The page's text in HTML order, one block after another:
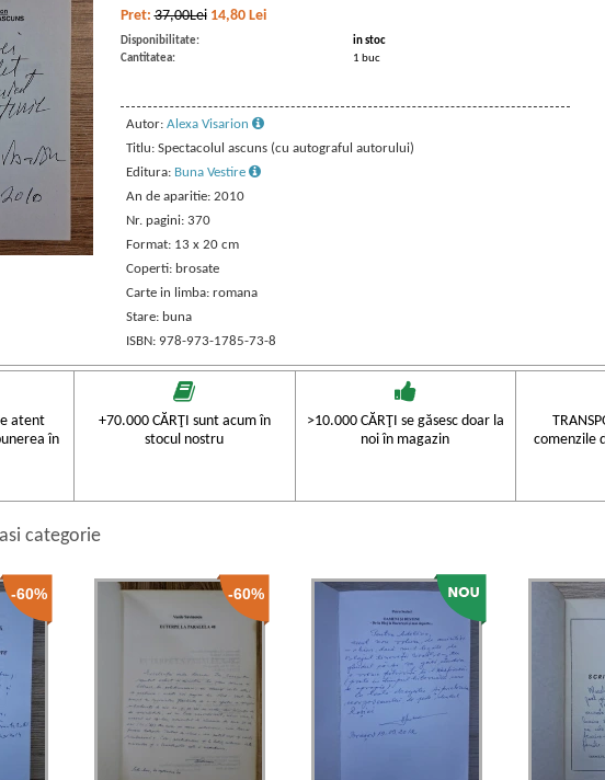
Pret:37,00Lei 14,80 Lei
Disponibilitate:
in stoc
Cantitatea:
1 buc
Autor: Alexa Visarion
Titlu: Spectacolul ascuns (cu autograful autorului)
Editura: Buna Vestire
An de aparitie: 2010
Nr. pagini: 370
Format: 13 x 20 cm
Coperti: brosate
Carte in limba: romana
Stare: buna
ISBN: 978-973-1785-73-8
atent
în
+70.000 CĂRŢI sunt acum în
stocul nostru
>10.000 CĂRŢI se găsesc doar la
noi în magazin
comenzile
categorie
-60% -60%